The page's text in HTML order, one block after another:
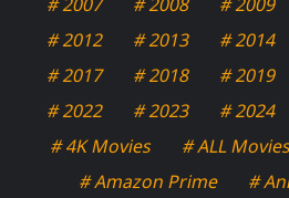
# 2012
# 2013 # 2014
# 2017
# 2018 # 2019
# 2022
# 2023 # 2024
# 4K Movies
# ALL
# Amazon Prime
#